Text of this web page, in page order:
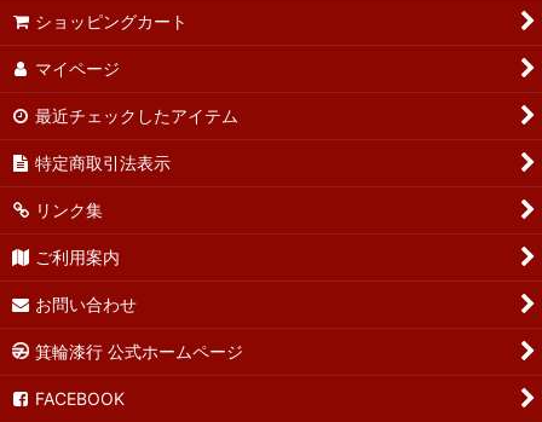
ショッピングカート
マイページ
最近チェックしたアイテム
特定商取引法表示
リンク集
ご利用案内
お問い合わせ
箕輪漆行 公式ホームページ
FACEBOOK